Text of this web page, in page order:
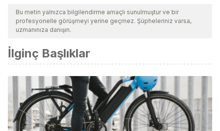
Bu metin yalnızca bilgilendirme amaçlı sunulmuştur ve bir
profesyonelle görüşmeyi yerine geçmez. Şüpheleriniz varsa,
uzmanınıza danışın.
İlginç Başlıklar